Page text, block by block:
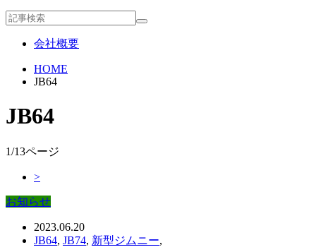
会社概要
HOME
JB64
JB64
1/13ページ
>
お知らせ
2023.06.20
JB64, JB74, 新型ジムニー,